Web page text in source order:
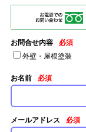
お問合せ内容
必須
外壁・屋根塗装
お名前 必須
メールアドレス 必須